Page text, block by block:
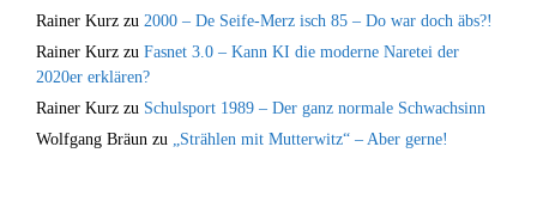
Rainer Kurz zu 2000 – De Seife-Merz isch 85 – Do war doch äbs?!
Rainer Kurz zu Fasnet 3.0 – Kann KI die moderne Naretei der
2020er erklären?
Rainer Kurz zu Schulsport 1989 – Der ganz normale Schwachsinn
Wolfgang Bräun zu „Strählen mit Mutterwitz“ – Aber gerne!